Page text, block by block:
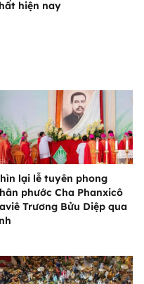
hiện nay
lại lễ tuyên phong
phước Cha Phanxicô
Trương Bửu Diệp qua